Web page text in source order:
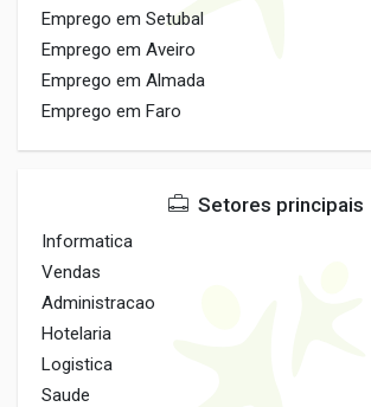
Emprego em Setubal
Emprego em Aveiro
Emprego em Almada
Emprego em Faro
Setores principais
Informatica
Vendas
Administracao
Hotelaria
Logistica
Saude